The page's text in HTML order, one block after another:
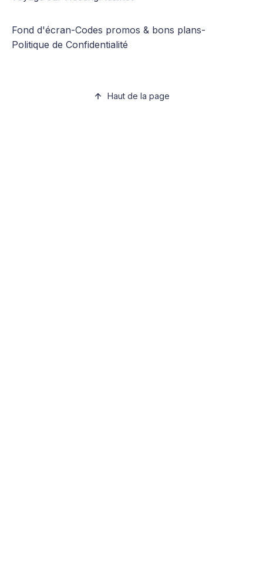
Fond d'écran-Codes promos & bons plans-
Politique de Confidentialité
Haut de la page